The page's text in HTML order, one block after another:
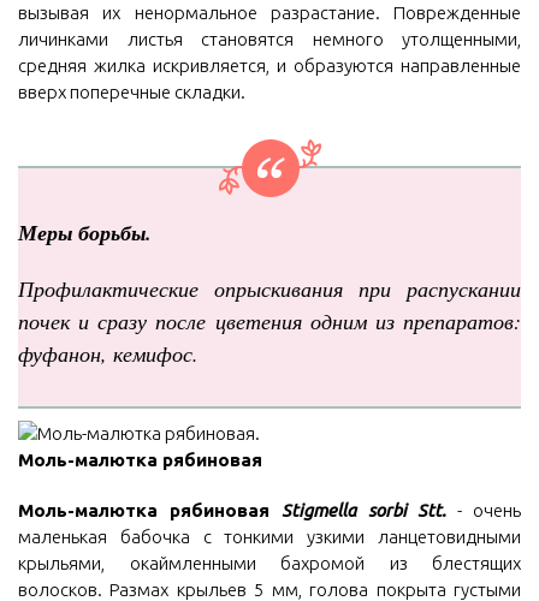
вызывая их ненормальное разрастание. Поврежденные
личинками листья становятся немного утолщенными,
средняя жилка искривляется, и образуются направленные
вверх поперечные складки.
Меры борьбы.
Профилактические опрыскивания при распускании
почек и сразу после цветения одним из препаратов:
фуфанон, кемифос.
Моль-малютка рябиновая
Моль-малютка рябиноваяStigmella sorbi Stt.- очень
маленькая бабочка с тонкими узкими ланцетовидными
крыльями, окаймленными бахромой из блестящих
волосков. Размах крыльев 5 мм, голова покрыта густыми